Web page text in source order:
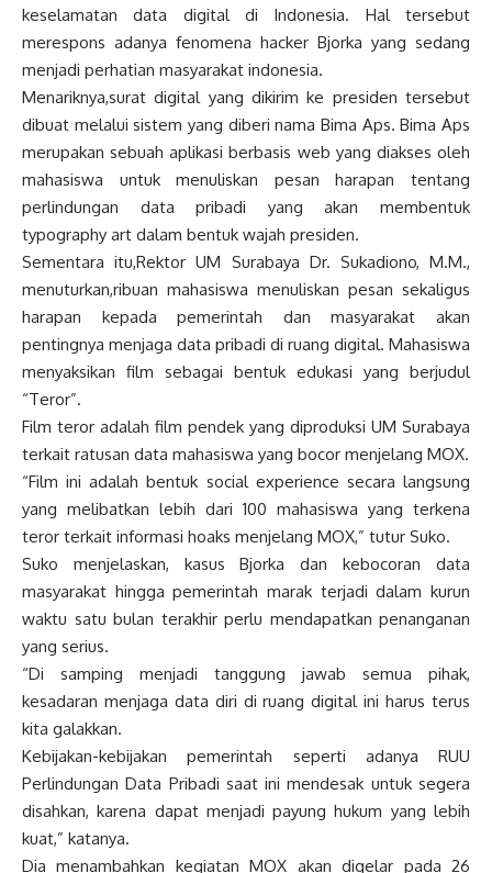
keselamatan data digital di Indonesia. Hal tersebut
merespons adanya fenomena hacker Bjorka yang sedang
menjadi perhatian masyarakat indonesia.
Menariknya,surat digital yang dikirim ke presiden tersebut
dibuat melalui sistem yang diberi nama Bima Aps. Bima Aps
merupakan sebuah aplikasi berbasis web yang diakses oleh
mahasiswa untuk menuliskan pesan harapan tentang
perlindungan data pribadi yang akan membentuk
typography art dalam bentuk wajah presiden.
Sementara itu,Rektor UM Surabaya Dr. Sukadiono, M.M.,
menuturkan,ribuan mahasiswa menuliskan pesan sekaligus
harapan kepada pemerintah dan masyarakat akan
pentingnya menjaga data pribadi di ruang digital. Mahasiswa
menyaksikan film sebagai bentuk edukasi yang berjudul
“Teror”.
Film teror adalah film pendek yang diproduksi UM Surabaya
terkait ratusan data mahasiswa yang bocor menjelang MOX.
“Film ini adalah bentuk social experience secara langsung
yang melibatkan lebih dari 100 mahasiswa yang terkena
teror terkait informasi hoaks menjelang MOX,” tutur Suko.
Suko menjelaskan, kasus Bjorka dan kebocoran data
masyarakat hingga pemerintah marak terjadi dalam kurun
waktu satu bulan terakhir perlu mendapatkan penanganan
yang serius.
“Di samping menjadi tanggung jawab semua pihak,
kesadaran menjaga data diri di ruang digital ini harus terus
kita galakkan.
Kebijakan-kebijakan pemerintah seperti adanya RUU
Perlindungan Data Pribadi saat ini mendesak untuk segera
disahkan, karena dapat menjadi payung hukum yang lebih
kuat,” katanya.
Dia menambahkan kegiatan MOX akan digelar pada 26